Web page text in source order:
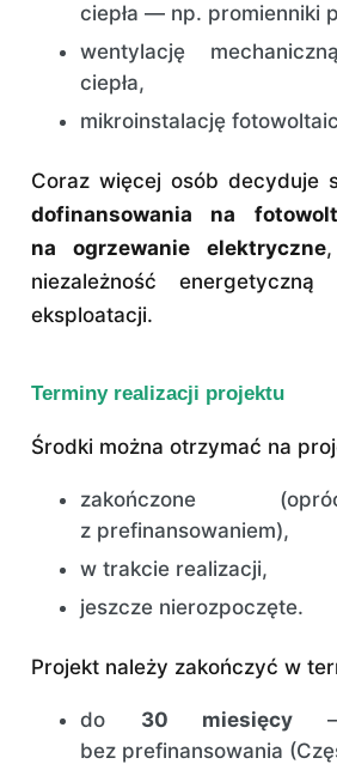
ciepła — np. promienniki
wentylację
ciepła,
mikroinstalację
Coraz więcej osób decyduje
dofinansowania na
na ogrzewanie elektryczne,
niezależność
eksploatacji.
Terminy realizacji projektu
Środki można otrzymać na
zakończone
z prefinansowaniem),
w trakcie realizacji,
jeszcze nierozpoczęte.
Projekt należy zakończyć w
do 30 miesięcy–
bez prefinansowania